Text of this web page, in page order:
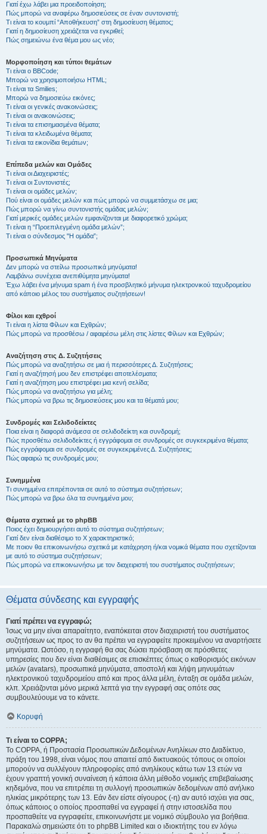
Γιατί έχω λάβει μια προειδοποίηση;
Πώς μπορώ να αναφέρω δημοσιεύσεις σε έναν συντονιστή;
Τι είναι το κουμπί “Αποθήκευση” στη δημοσίευση θέματος;
Γιατί η δημοσίευση χρειάζεται να εγκριθεί;
Πώς σημειώνω ένα θέμα μου ως νέο;
Μορφοποίηση και τύποι θεμάτων
Τι είναι ο BBCode;
Μπορώ να χρησιμοποιήσω HTML;
Τι είναι τα Smilies;
Μπορώ να δημοσιεύω εικόνες;
Τι είναι οι γενικές ανακοινώσεις;
Τι είναι οι ανακοινώσεις;
Τι είναι τα επισημασμένα θέματα;
Τι είναι τα κλειδωμένα θέματα;
Τι είναι τα εικονίδια θεμάτων;
Επίπεδα μελών και Ομάδες
Τι είναι οι Διαχειριστές;
Τι είναι οι Συντονιστές;
Τι είναι οι ομάδες μελών;
Πού είναι οι ομάδες μελών και πώς μπορώ να συμμετάσχω σε μια;
Πώς μπορώ να γίνω συντονιστής ομάδας μελών;
Γιατί μερικές ομάδες μελών εμφανίζονται με διαφορετικό χρώμα;
Τι είναι η “Προεπιλεγμένη ομάδα μελών”;
Τι είναι ο σύνδεσμος "Η ομάδα”;
Προσωπικά Μηνύματα
Δεν μπορώ να στείλω προσωπικά μηνύματα!
Λαμβάνω συνέχεια ανεπιθύμητα μηνύματα!
Έχω λάβει ένα μήνυμα spam ή ένα προσβλητικό μήνυμα ηλεκτρονικού ταχυδρομείου
από κάποιο μέλος του συστήματος συζητήσεων!
Φίλοι και εχθροί
Τι είναι η λίστα Φίλων και Εχθρών;
Πώς μπορώ να προσθέσω / αφαιρέσω μέλη στις λίστες Φίλων και Εχθρών;
Αναζήτηση στις Δ. Συζητήσεις
Πώς μπορώ να αναζητήσω σε μια ή περισσότερες Δ. Συζητήσεις;
Γιατί η αναζήτησή μου δεν επιστρέφει αποτελέσματα;
Γιατί η αναζήτηση μου επιστρέφει μια κενή σελίδα;
Πώς μπορώ να αναζητήσω για μέλη;
Πώς μπορώ να βρω τις δημοσιεύσεις μου και τα θέματά μου;
Συνδρομές και Σελιδοδείκτες
Ποια είναι η διαφορά ανάμεσα σε σελιδοδείκτη και συνδρομή;
Πώς προσθέτω σελιδοδείκτες ή εγγράφομαι σε συνδρομές σε συγκεκριμένα θέματα;
Πώς εγγράφομαι σε συνδρομές σε συγκεκριμένες Δ. Συζητήσεις;
Πώς αφαιρώ τις συνδρομές μου;
Συνημμένα
Τι συνημμένα επιτρέπονται σε αυτό το σύστημα συζητήσεων;
Πώς μπορώ να βρω όλα τα συνημμένα μου;
Θέματα σχετικά με το phpBB
Ποιος έχει δημιουργήσει αυτό το σύστημα συζητήσεων;
Γιατί δεν είναι διαθέσιμο το Χ χαρακτηριστικό;
Με ποιον θα επικοινωνήσω σχετικά με κατάχρηση ή/και νομικά θέματα που σχετίζονται
με αυτό το σύστημα συζητήσεων;
Πώς μπορώ να επικοινωνήσω με τον διαχειριστή του συστήματος συζητήσεων;
Θέματα σύνδεσης και εγγραφής
Γιατί πρέπει να εγγραφώ;
Ίσως να μην είναι απαραίτητο, εναπόκειται στον διαχειριστή του συστήματος
συζητήσεων ως προς το αν θα πρέπει να εγγραφείτε προκειμένου να αναρτήσετε
μηνύματα. Ωστόσο, η εγγραφή θα σας δώσει πρόσβαση σε πρόσθετες
υπηρεσίες που δεν είναι διαθέσιμες σε επισκέπτες όπως ο καθορισμός εικόνων
μελών (avatars), προσωπικά μηνύματα, αποστολή και λήψη μηνυμάτων
ηλεκτρονικού ταχυδρομείου από και προς άλλα μέλη, ένταξη σε ομάδα μελών,
κλπ. Χρειάζονται μόνο μερικά λεπτά για την εγγραφή σας οπότε σας
συμβουλεύουμε να το κάνετε.
Κορυφή
Τι είναι το COPPA;
Το COPPA, ή Προστασία Προσωπικών Δεδομένων Ανηλίκων στο Διαδίκτυο,
πράξη του 1998, είναι νόμος που απαιτεί από δικτυακούς τόπους οι οποίοι
μπορούν να συλλέγουν πληροφορίες από ανηλίκους κάτω των 13 ετών να
έχουν γραπτή γονική συναίνεση ή κάποια άλλη μέθοδο νομικής επιβεβαίωσης
κηδεμόνα, που να επιτρέπει τη συλλογή προσωπικών δεδομένων από ανήλικο
ηλικίας μικρότερης των 13. Εάν δεν είστε σίγουρος (-η) αν αυτό ισχύει για σας,
όπως κάποιος ο οποίος προσπαθεί να εγγραφεί ή στην ιστοσελίδα που
προσπαθείτε να εγγραφείτε, επικοινωνήστε με νομικό σύμβουλο για βοήθεια.
Παρακαλώ σημειώστε ότι το phpBB Limited και ο ιδιοκτήτης του εν λόγω